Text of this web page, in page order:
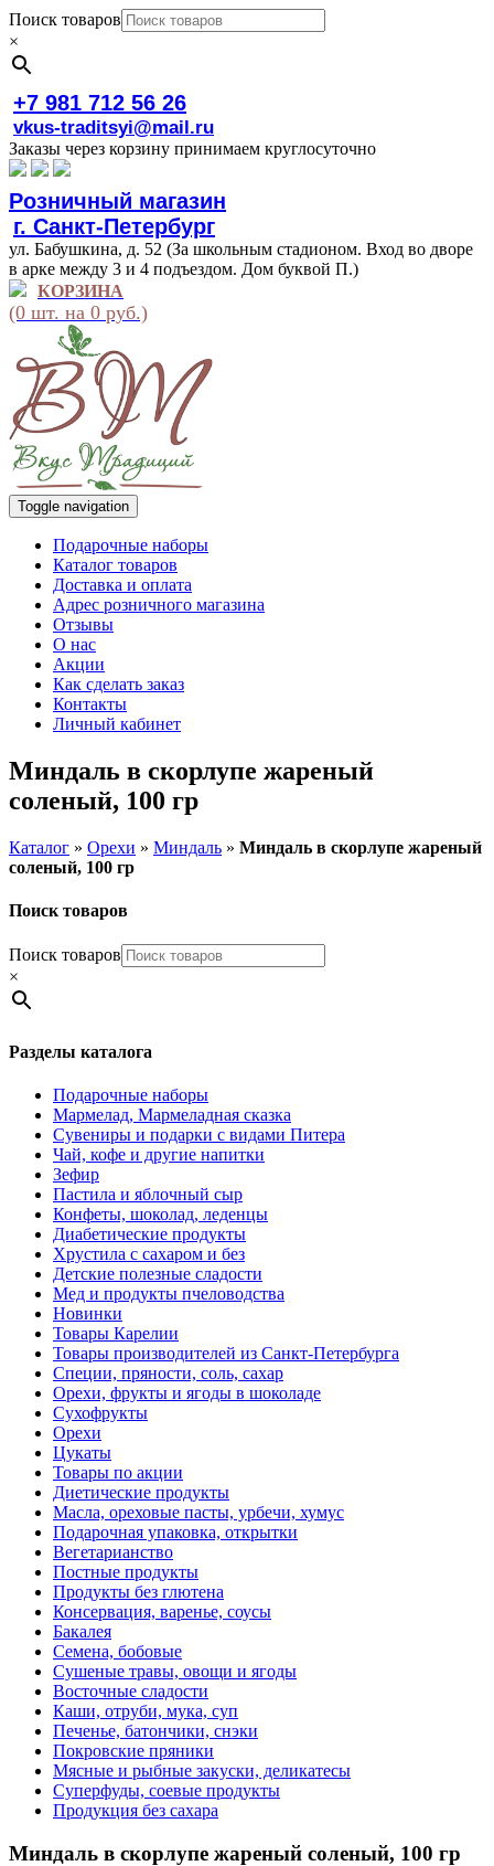
Поиск товаров
×
+7 981 712 56 26
vkus-traditsyi@mail.ru
Заказы через корзину принимаем круглосуточно
Розничный магазин
г. Санкт-Петербург
ул. Бабушкина, д. 52 (За школьным стадионом. Вход во дворе
в арке между 3 и 4 подъездом. Дом буквой П.)
КОРЗИНА
(0 шт. на 0 руб.)
Toggle navigation
Подарочные наборы
Каталог товаров
Доставка и оплата
Адрес розничного магазина
Отзывы
О нас
Акции
Как сделать заказ
Контакты
Личный кабинет
Миндаль в скорлупе жареный
соленый, 100 гр
Каталог » Орехи » Миндаль » Миндаль в скорлупе жареный
соленый, 100 гр
Поиск товаров
Поиск товаров
×
Разделы каталога
Подарочные наборы
Мармелад, Мармеладная сказка
Сувениры и подарки с видами Питера
Чай, кофе и другие напитки
Зефир
Пастила и яблочный сыр
Конфеты, шоколад, леденцы
Диабетические продукты
Хрустила с сахаром и без
Детские полезные сладости
Мед и продукты пчеловодства
Новинки
Товары Карелии
Товары производителей из Санкт-Петербурга
Специи, пряности, соль, сахар
Орехи, фрукты и ягоды в шоколаде
Сухофрукты
Орехи
Цукаты
Товары по акции
Диетические продукты
Масла, ореховые пасты, урбечи, хумус
Подарочная упаковка, открытки
Вегетарианство
Постные продукты
Продукты без глютена
Консервация, варенье, соусы
Бакалея
Семена, бобовые
Сушеные травы, овощи и ягоды
Восточные сладости
Каши, отруби, мука, суп
Печенье, батончики, снэки
Покровские пряники
Мясные и рыбные закуски, деликатесы
Суперфуды, соевые продукты
Продукция без сахара
Миндаль в скорлупе жареный соленый, 100 гр